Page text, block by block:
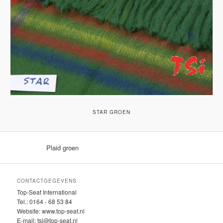
STAR GROEN
Plaid groen
CONTACTGEGEVENS
Top-Seat International
Tel.: 0164 - 68 53 84
Website: www.top-seat.nl
E-mail: tsi@top-seat.nl